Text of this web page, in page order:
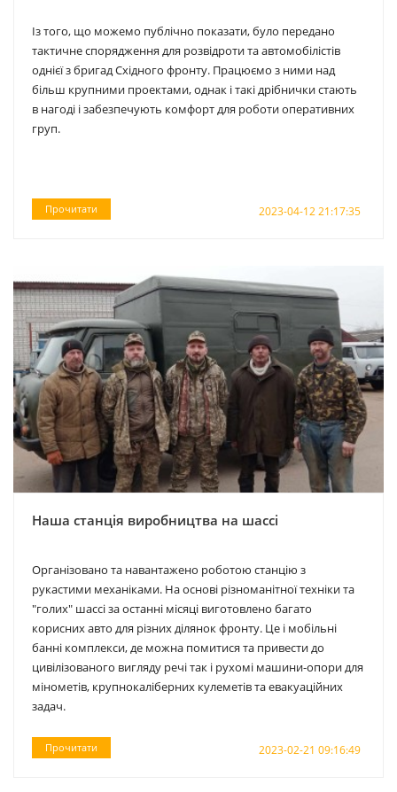
Із того, що можемо публічно показати, було передано
тактичне спорядження для розвідроти та автомобілістів
однієї з бригад Східного фронту. Працюємо з ними над
більш крупними проектами, однак і такі дрібнички стають
в нагоді і забезпечують комфорт для роботи оперативних
груп.
Прочитати 2023-04-12 21:17:35
Наша станція виробництва на шассі
Організовано та навантажено роботою станцію з
рукастими механіками. На основі різноманітної техніки та
"голих" шассі за останні місяці виготовлено багато
корисних авто для різних ділянок фронту. Це і мобільні
банні комплекси, де можна помитися та привести до
цивілізованого вигляду речі так і рухомі машини-опори для
мінометів, крупнокаліберних кулеметів та евакуаційних
задач.
Прочитати 2023-02-21 09:16:49